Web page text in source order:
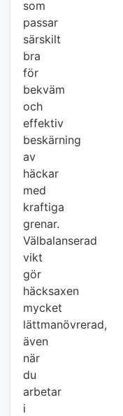
som
passar
särskilt
bra
för
bekväm
och
effektiv
beskärning
av
häckar
med
kraftiga
grenar.
Välbalanserad
vikt
gör
häcksaxen
mycket
lättmanövrerad,
även
när
du
arbetar
i